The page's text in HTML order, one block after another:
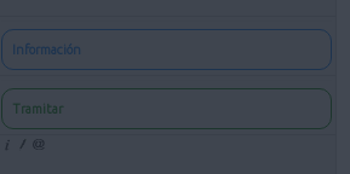
Información
Tramitar